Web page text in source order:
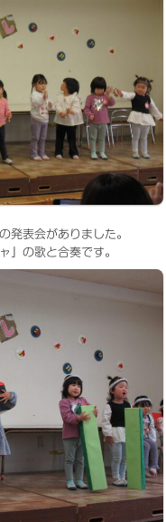
発表会がありました。
」の歌と合奏です。